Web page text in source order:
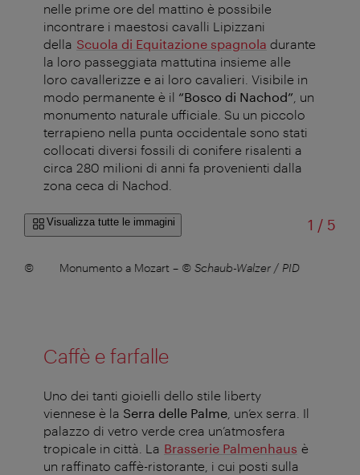
nelle prime ore del mattino è possibile
incontrare i maestosi cavalli Lipizzani
della Scuola di Equitazione spagnola durante
la loro passeggiata mattutina insieme alle
loro cavallerizze e ai loro cavalieri. Visibile in
modo permanente è il “Bosco di Nachod” , un
monumento naturale ufficiale. Su un piccolo
terrapieno nella punta occidentale sono stati
collocati diversi fossili di conifere risalenti a
circa 280 milioni di anni fa provenienti dalla
zona ceca di Nachod.
Visualizza tutte le immagini 1 /di
5
© Monumento a Mozart – © Schaub-Walzer / PID
Caffè e farfalle
Uno dei tanti gioielli dello stile liberty
viennese è la Serra delle Palme , un’ex serra. Il
palazzo di vetro verde crea un’atmosfera
tropicale in città. La Brasserie Palmenhaus è
un raffinato caffè-ristorante, i cui posti sulla